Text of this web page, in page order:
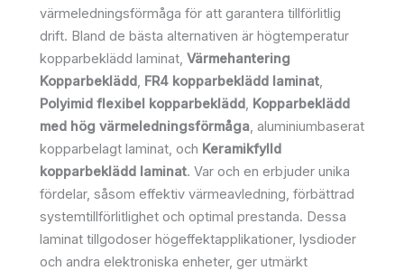
värmeledningsförmåga för att garantera tillförlitlig
drift. Bland de bästa alternativen är högtemperatur
kopparbeklädd laminat, Värmehantering
Kopparbeklädd, FR4 kopparbeklädd laminat,
Polyimid flexibel kopparbeklädd, Kopparbeklädd
med hög värmeledningsförmåga, aluminiumbaserat
kopparbelagt laminat, och Keramikfylld
kopparbeklädd laminat. Var och en erbjuder unika
fördelar, såsom effektiv värmeavledning, förbättrad
systemtillförlitlighet och optimal prestanda. Dessa
laminat tillgodoser högeffektapplikationer, lysdioder
och andra elektroniska enheter, ger utmärkt